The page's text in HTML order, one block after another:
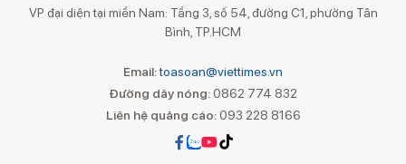
VP đại diện tại miền Nam: Tầng 3, số 54, đường C1, phường Tân
Bình, TP.HCM
Email:toasoan@viettimes.vn
Đường dây nóng: 0862 774 832
Liên hệ quảng cáo:093 228 8166